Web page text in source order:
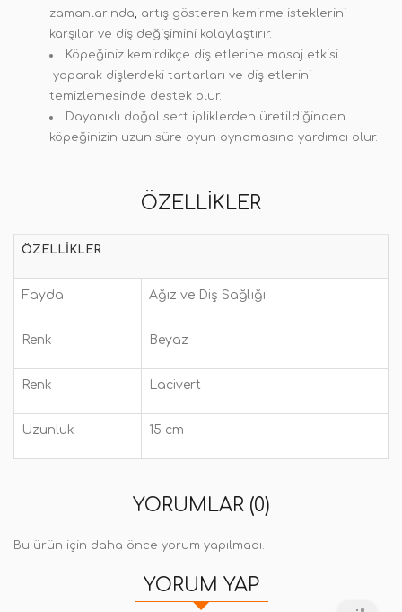
zamanlarında, artış gösteren kemirme isteklerini
karşılar ve diş değişimini kolaylaştırır.
Köpeğiniz kemirdikçe diş etlerine masaj etkisi
yaparak dişlerdeki tartarları ve diş etlerini
temizlemesinde destek olur.
Dayanıklı doğal sert ipliklerden üretildiğinden
köpeğinizin uzun süre oyun oynamasına yardımcı olur.
ÖZELLIKLER
ÖZELLIKLER
Fayda Ağız ve Diş Sağlığı
Renk Beyaz
Renk Lacivert
Uzunluk 15 cm
YORUMLAR (0)
Bu ürün için daha önce yorum yapılmadı.
YORUM YAP